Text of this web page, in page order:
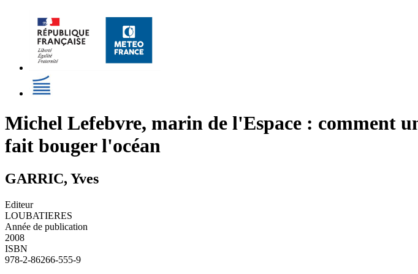
Michel Lefebvre, marin de l'Espace : comment
fait bouger l'océan
GARRIC, Yves
Editeur
LOUBATIERES
Année de publication
2008
ISBN
978-2-86266-555-9